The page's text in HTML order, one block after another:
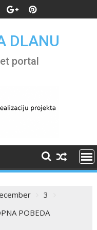
DLANU
portal
3
POBEDA